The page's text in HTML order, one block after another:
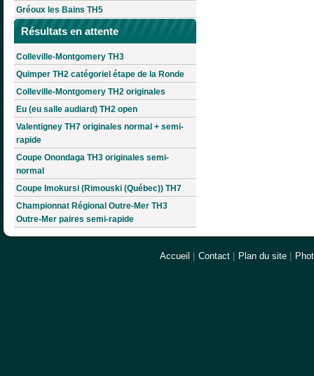
Gréoux les Bains TH5
Résultats en attente
Colleville-Montgomery TH3
Quimper TH2 catégoriel étape de la Ronde
Colleville-Montgomery TH2 originales
Eu (eu salle audiard) TH2 open
Valentigney TH7 originales normal + semi-
rapide
Coupe Onondaga TH3 originales semi-
normal
Coupe Imokursi (Rimouski (Québec)) TH7
Championnat Régional Outre-Mer TH3
Outre-Mer paires semi-rapide
Accueil Contact Plan du site